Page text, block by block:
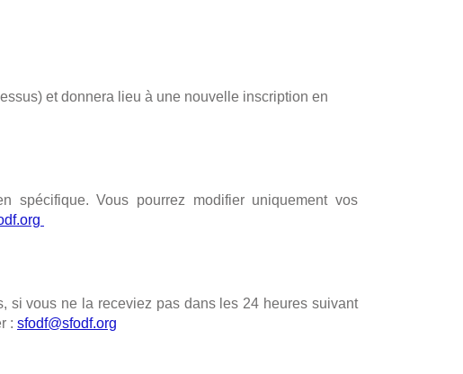
et donnera lieu à une nouvelle inscription en
spécifique. Vous pourrez modifier uniquement vos
si vous ne la receviez pas dans les 24 heures suivant
: sfodf@sfodf.org